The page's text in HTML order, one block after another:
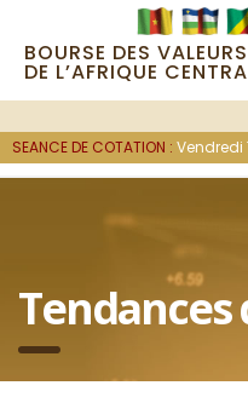
BOURSE DES
DE L’AFRIQUE
SEANCE DE COTATION : Vendredi